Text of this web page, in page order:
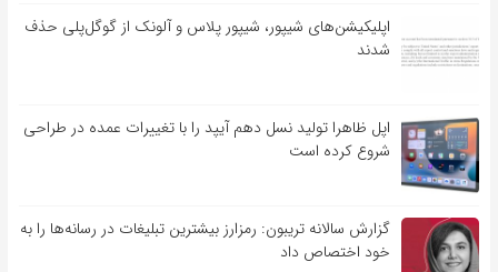
اپلیکیشن‌های شیپور، شیپور پلاس و آلونک از گوگل‌پلی حذف
شدند
اپل ظاهرا تولید نسل دهم آیپد را با تغییرات عمده در طراحی
شروع کرده است
گزارش سالانه تریبون: رمزارز بیشترین تبلیغات در رسانه‌ها را به
خود اختصاص داد